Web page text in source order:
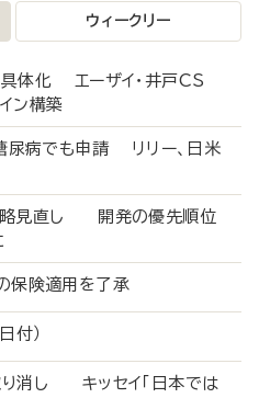
ウィークリー
体化 エーザイ・井戸CS
ン構築
尿病でも申請 リリー、日米
略見直し 開発の優先順位
の保険適用を了承
7日付）
り消し キッセイ「日本では